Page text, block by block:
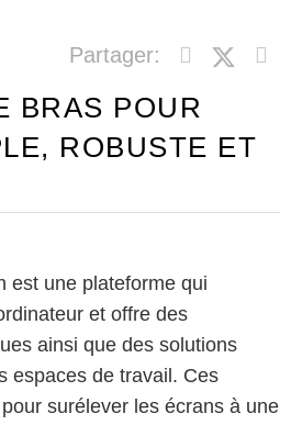
Partager:
BRAS POUR
ROBUSTE ET
est une plateforme qui
et offre des
ainsi que des solutions
espaces de travail. Ces
surélever les écrans à une